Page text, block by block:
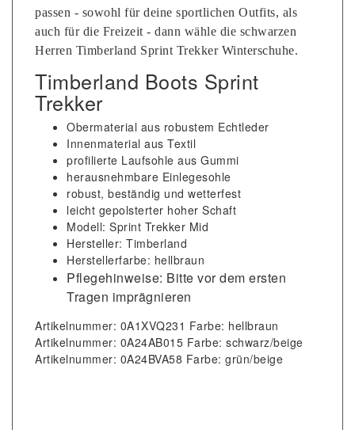
passen - sowohl für deine sportlichen Outfits, als
auch für die Freizeit - dann wähle die schwarzen
Herren Timberland Sprint Trekker Winterschuhe.
Timberland Boots Sprint
Trekker
Obermaterial aus robustem Echtleder
Innenmaterial aus Textil
profilierte Laufsohle aus Gummi
herausnehmbare Einlegesohle
robust, beständig und wetterfest
leicht gepolsterter hoher Schaft
Modell: Sprint Trekker Mid
Hersteller: Timberland
Herstellerfarbe: hellbraun
Pflegehinweise: Bitte vor dem ersten
Tragen imprägnieren
Artikelnummer: 0A1XVQ231 Farbe: hellbraun
Artikelnummer: 0A24AB015 Farbe: schwarz/beige
Artikelnummer: 0A24BVA58 Farbe: grün/beige